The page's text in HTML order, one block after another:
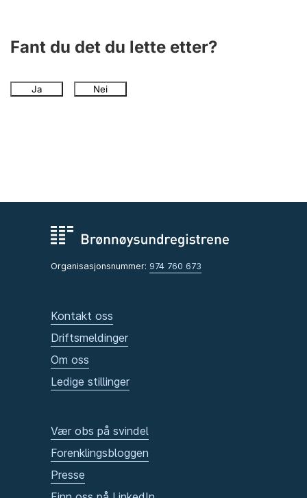
Fant du det du lette etter?
Ja Nei
Organisasjonsnummer: 974 760 673
Kontakt oss
Driftsmeldinger
Om oss
Ledige stillinger
Vær obs på svindel
Forenklingsbloggen
Presse